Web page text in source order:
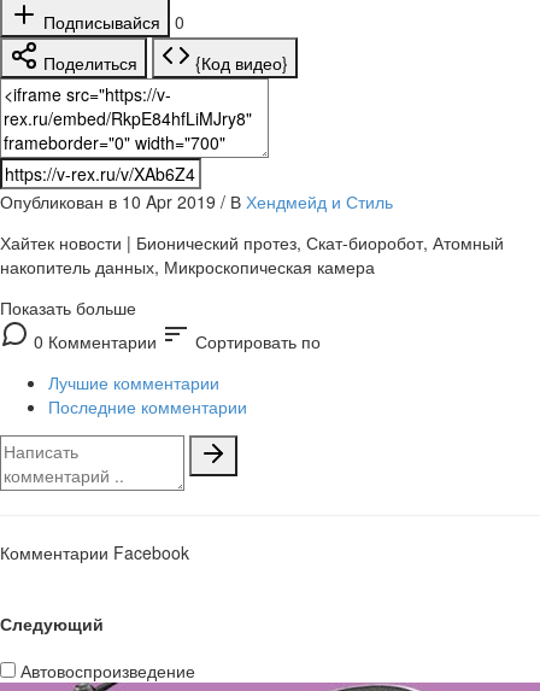
Подписывайся
0
Поделиться
{Код видео}
Опубликован в 10 Apr 2019 / В Хендмейд и Стиль
Хайтек новости | Бионический протез, Скат-биоробот, Атомный
накопитель данных, Микроскопическая камера
Показать больше
0 Комментарии sort Сортировать по
Лучшие комментарии
Последние комментарии
Комментарии Facebook
Следующий
Автовоспроизведение